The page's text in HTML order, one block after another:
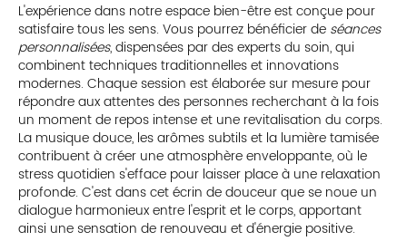
L'expérience dans notre espace bien-être est conçue pour
satisfaire tous les sens. Vous pourrez bénéficier de séances
personnalisées, dispensées par des experts du soin, qui
combinent techniques traditionnelles et innovations
modernes. Chaque session est élaborée sur mesure pour
répondre aux attentes des personnes recherchant à la fois
un moment de repos intense et une revitalisation du corps.
La musique douce, les arômes subtils et la lumière tamisée
contribuent à créer une atmosphère enveloppante, où le
stress quotidien s'efface pour laisser place à une relaxation
profonde. C'est dans cet écrin de douceur que se noue un
dialogue harmonieux entre l'esprit et le corps, apportant
ainsi une sensation de renouveau et d'énergie positive.